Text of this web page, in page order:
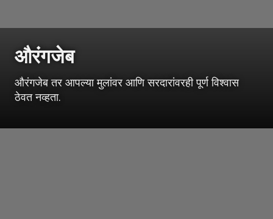
औरंगजेब
औरंगजेब तर आपल्या मुलांवर आणि सरदारांवरही पूर्ण विश्वास
ठेवत नव्हता.